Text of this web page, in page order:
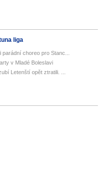
liga
parádní choreo pro Stanc...
v Mladé Boleslavi
Letenští opět ztratili. ...